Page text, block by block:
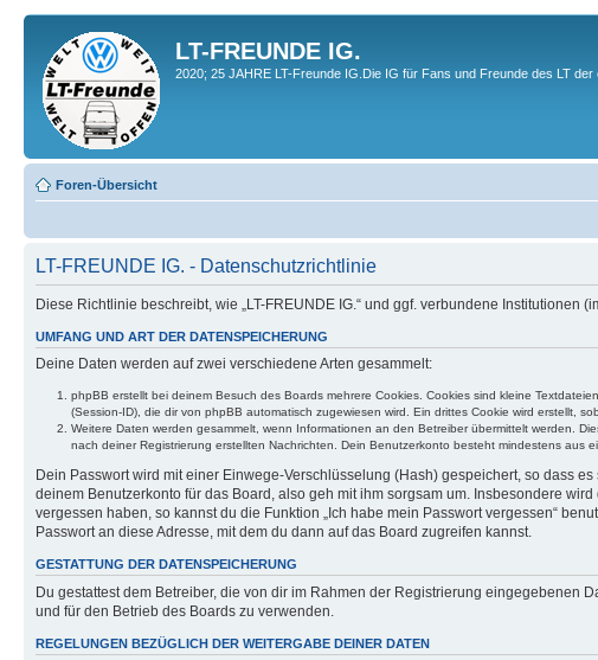
LT-FREUNDE IG.
2020; 25 JAHRE LT-Freunde IG.Die IG für Fans und Freunde des LT der
Foren-Übersicht
LT-FREUNDE IG. - Datenschutzrichtlinie
Diese Richtlinie beschreibt, wie „LT-FREUNDE IG.“ und ggf. verbundene
UMFANG UND ART DER DATENSPEICHERUNG
Deine Daten werden auf zwei verschiedene Arten gesammelt:
phpBB erstellt bei deinem Besuch des Boards mehrere Cookies. Cookies sind kleine
(Session-ID), die dir von phpBB automatisch zugewiesen wird. Ein drittes Cookie wird erstellt,
Weitere Daten werden gesammelt, wenn Informationen an den Betreiber übermittelt werden.
nach deiner Registrierung erstellten Nachrichten. Dein Benutzerkonto besteht mindestens aus
Dein Passwort wird mit einer Einwege-Verschlüsselung (Hash) gespeichert, so dass
deinem Benutzerkonto für das Board, also geh mit ihm sorgsam um. Insbesondere
vergessen haben, so kannst du die Funktion „Ich habe mein Passwort vergessen“
Passwort an diese Adresse, mit dem du dann auf das Board zugreifen kannst.
GESTATTUNG DER DATENSPEICHERUNG
Du gestattest dem Betreiber, die von dir im Rahmen der Registrierung eingegebenen
und für den Betrieb des Boards zu verwenden.
REGELUNGEN BEZÜGLICH DER WEITERGABE DEINER DATEN